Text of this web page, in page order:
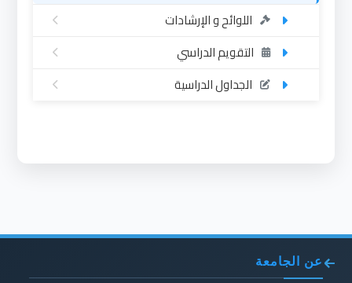
اللوائح و الإرشادات
التقويم الدراسي
الجداول الدراسية
عن الجامعة